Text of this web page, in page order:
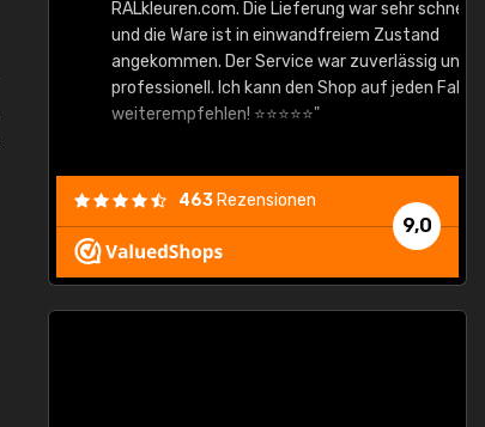
RALkleuren.com. Die Lieferung war sehr schnell
und die Ware ist in einwandfreiem Zustand
angekommen. Der Service war zuverlässig und
professionell. Ich kann den Shop auf jeden Fall
weiterempfehlen! ⭐⭐⭐⭐⭐"
9,0
463 Rezensionen